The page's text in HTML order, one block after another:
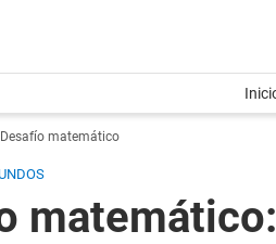
Desafío matemático